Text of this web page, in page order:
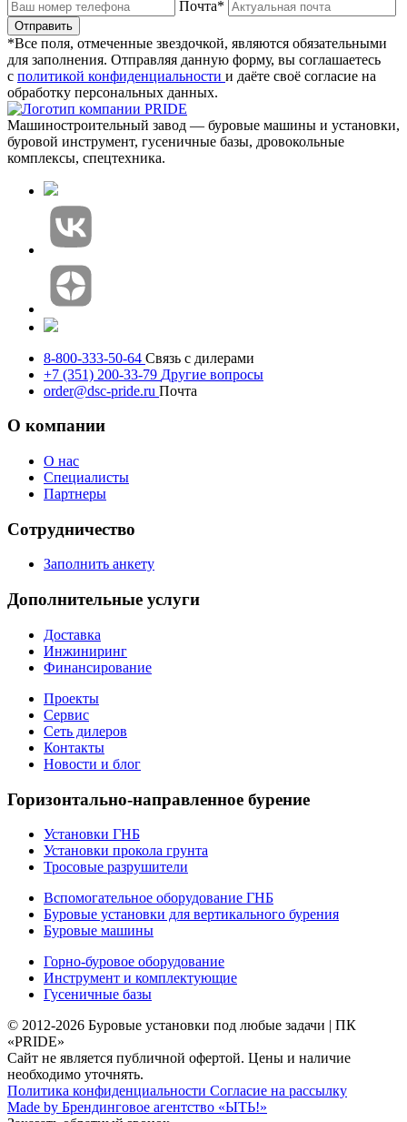
Почта*
Отправить
*Все поля, отмеченные звездочкой, являются обязательными
для заполнения. Отправляя данную форму, вы соглашаетесь
с политикой конфиденциальности и даёте своё согласие на
обработку персональных данных.
Машиностроительный завод — буровые машины и установки,
буровой инструмент, гусеничные базы, дровокольные
комплексы, спецтехника.
8-800-333-50-64 Связь с дилерами
+7 (351) 200-33-79 Другие вопросы
order@dsc-pride.ru Почта
О компании
О нас
Специалисты
Партнеры
Сотрудничество
Заполнить анкету
Дополнительные услуги
Доставка
Инжиниринг
Финансирование
Проекты
Сервис
Сеть дилеров
Контакты
Новости и блог
Горизонтально-направленное бурение
Установки ГНБ
Установки прокола грунта
Тросовые разрушители
Вспомогательное оборудование ГНБ
Буровые установки для вертикального бурения
Буровые машины
Горно-буровое оборудование
Инструмент и комплектующие
Гусеничные базы
© 2012-2026 Буровые установки под любые задачи | ПК
«PRIDE»
Сайт не является публичной офертой. Цены и наличие
необходимо уточнять.
Политика конфиденциальности Согласие на рассылку
Made by Брендинговое агентство «ЫТЬ!»